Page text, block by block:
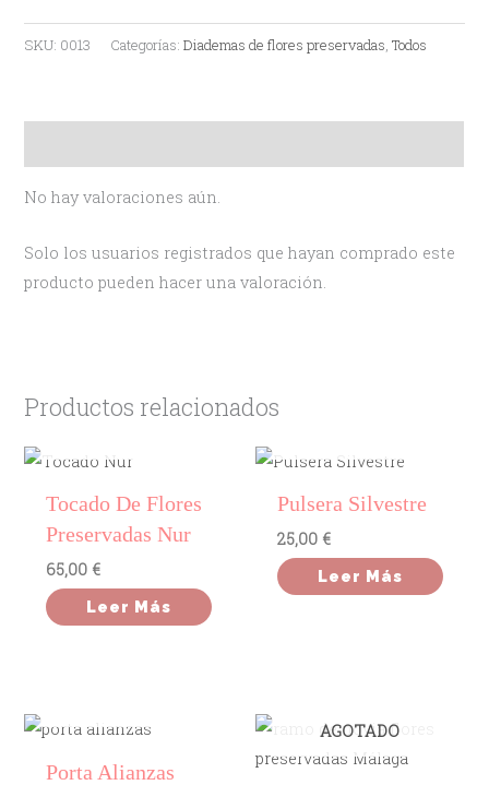
SKU: 0013 Categorías:Diademas de flores preservadas,Todos
No hay valoraciones aún.
Solo los usuarios registrados que hayan comprado este
producto pueden hacer una valoración.
Productos relacionados
Tocado De Flores
Preservadas Nur
65,00 €
Leer Más
Pulsera Silvestre
25,00 €
Leer Más
Porta Alianzas
AGOTADO